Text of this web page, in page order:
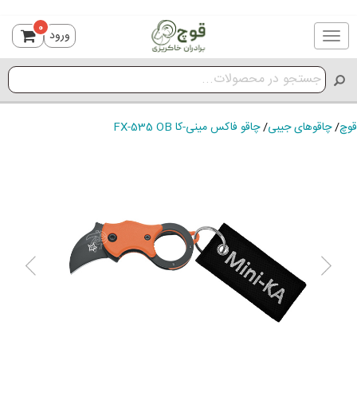
Toggle
navigation
ورود 0
قوچ/چاقوهای جیبی/چاقو فاکس مینی-کا FX-535 OB